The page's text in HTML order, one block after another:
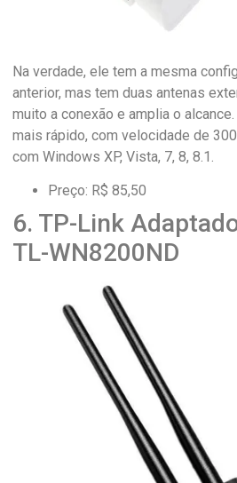
Na verdade, ele tem a mesma
anterior, mas tem duas antenas
muito a conexão e amplia o
mais rápido, com velocidade de
com Windows XP, Vista, 7, 8, 8.1.
Preço: R$ 85,50
6. TP-Link
TL-WN8200ND